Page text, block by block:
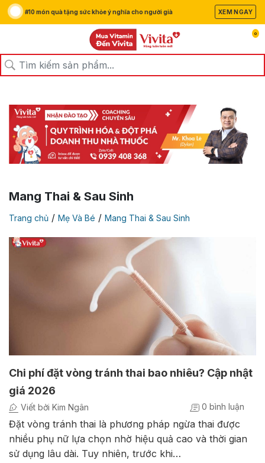
#10 món quà tặng sức khỏe ý nghĩa cho người già XEM NGAY
0
Mang Thai & Sau Sinh
Trang chủ / Mẹ Và Bé / Mang Thai & Sau Sinh
Chi phí đặt vòng tránh thai bao nhiêu? Cập nhật
giá 2026
Viết bởi Kim Ngân 0 bình luận
Đặt vòng tránh thai là phương pháp ngừa thai được
nhiều phụ nữ lựa chọn nhờ hiệu quả cao và thời gian
sử dụng lâu dài. Tuy nhiên, trước khi…